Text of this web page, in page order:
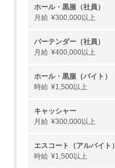
ホール・黒服（社員）
月給 ¥300,000以上
バーテンダー（社員）
月給 ¥400,000以上
ホール・黒服（バイト）
時給 ¥1,500以上
キャッシャー
月給 ¥300,000以上
エスコート（アルバイト）
時給 ¥1,500以上